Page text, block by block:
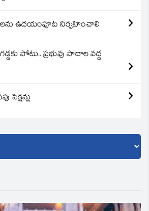
ఉదయంపూట నిర్వహించాలి
పోటు.. ప్రభువు పాదాల వద్ద